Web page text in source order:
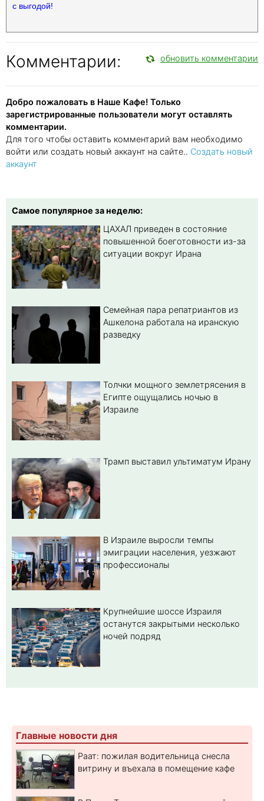
с выгодой!
Комментарии: обновить комментарии
Добро пожаловать в Наше Кафе! Только
зарегистрированные пользователи могут оставлять
комментарии.
Для того чтобы оставить комментарий вам необходимо
войти или создать новый аккаунт на сайте.. Создать новый
аккаунт
Самое популярное за неделю:
ЦАХАЛ приведен в состояние
повышенной боеготовности из-за
ситуации вокруг Ирана
Семейная пара репатриантов из
Ашкелона работала на иранскую
разведку
Толчки мощного землетрясения в
Египте ощущались ночью в
Израиле
Трамп выставил ультиматум Ирану
В Израиле выросли темпы
эмиграции населения, уезжают
профессионалы
Крупнейшие шоссе Израиля
останутся закрытыми несколько
ночей подряд
Главные новости дня
Раат: пожилая водительница снесла
витрину и въехала в помещение кафе